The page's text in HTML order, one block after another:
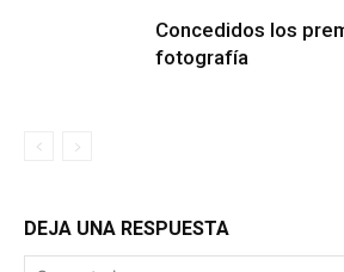
Concedidos los
fotografía
DEJA UNA RESPUESTA